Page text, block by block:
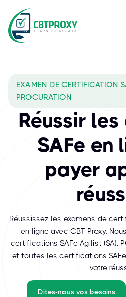
SAFe (Scaled Agile Framework)
EXAMEN DE CERTIFICATION
PROCURATION
Réussir
SAFe en
payer
Réussissez les examens de
en ligne avec CBT Proxy.
certifications SAFe Agilist (SA),
et toutes les certifications
votre
Dites-nous vos besoins